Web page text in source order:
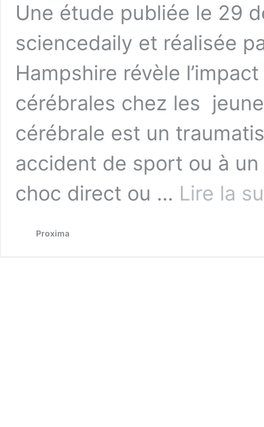
Une étude publiée le 29
sciencedaily et réalisée
Hampshire révèle
cérébrales chez les
cérébrale est un
accident de sport ou à
choc direct ou … Lire la
Proxima